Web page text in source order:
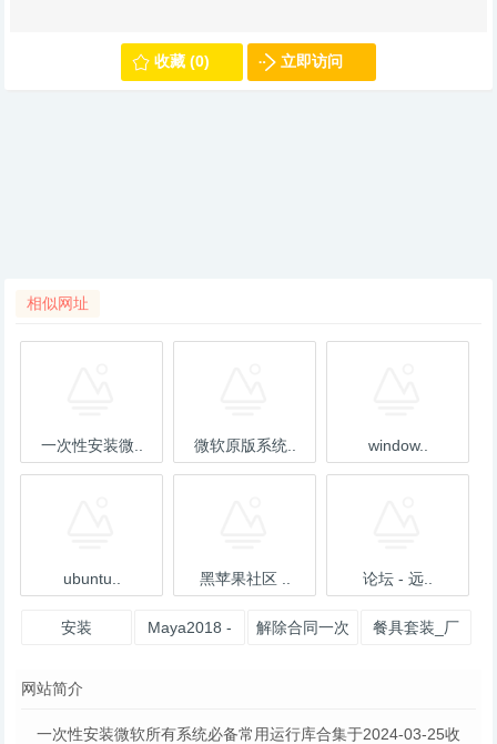
收藏 (0) 立即访问
相似网址
一次性安装微.. 微软原版系统.. window..
ubuntu.. 黑苹果社区 .. 论坛 - 远..
安装
Reques
Maya2018 -
解除合同一次
学堂
餐具套装_厂
具打
网站简介
一次性安装微软所有系统必备常用运行库合集于2024-03-25收